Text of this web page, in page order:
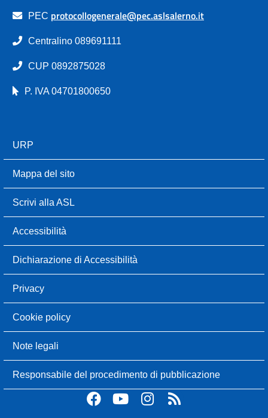
PEC protocollogenerale@pec.aslsalerno.it
Centralino 089691111
CUP 0892875028
P. IVA 04701800650
URP
Mappa del sito
Scrivi alla ASL
Accessibilità
Dichiarazione di Accessibilità
Privacy
Cookie policy
Note legali
Responsabile del procedimento di pubblicazione